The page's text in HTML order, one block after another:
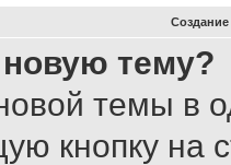
новую тему?
темы в
кнопку